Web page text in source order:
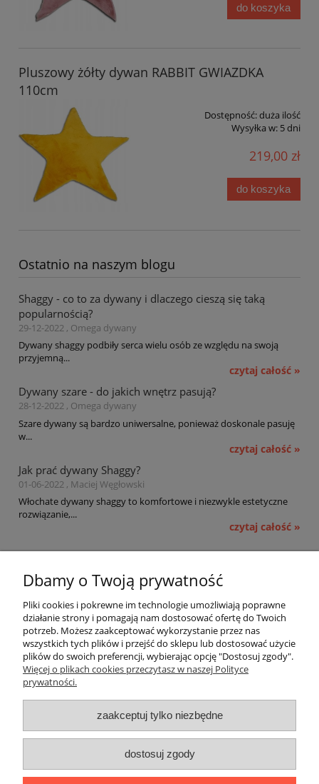
do koszyka
Pluszowy żółty dywan RABBIT GWIAZDKA
110cm
Dostępność:duża ilość
Wysyłka w: 5 dni
219,00 zł
do koszyka
Ostatnio na naszym blogu
Shaggy - co to za dywany i dlaczego cieszą się taką
popularnością?
29-12-2022 , Omega dywany
Dywany shaggy podbiły serca wielu osób ze względu na swoją
przyjemną...
czytaj całość »
Dywany szare - do jakich wnętrz pasują?
28-12-2022 , Omega dywany
Szare dywany są bardzo uniwersalne, ponieważ doskonale pasuję
w...
czytaj całość »
Jak prać dywany Shaggy?
01-06-2022 , Maciej Węgłowski
Włochate dywany shaggy to komfortowe i niezwykle estetyczne
rozwiązanie,...
czytaj całość »
Płatności i dostawa
Informacje
O nas
Witosz i Spółka
44-203 Rybnik ul. Brzezińska 50c
Dbamy o Twoją prywatność
Pliki cookies i pokrewne im technologie umożliwiają poprawne
działanie strony i pomagają nam dostosować ofertę do Twoich
potrzeb. Możesz zaakceptować wykorzystanie przez nas
wszystkich tych plików i przejść do sklepu lub dostosować użycie
plików do swoich preferencji, wybierając opcję "Dostosuj zgody".
Więcej o plikach cookies przeczytasz w naszej Polityce
prywatności.
zaakceptuj tylko niezbędne
dostosuj zgody